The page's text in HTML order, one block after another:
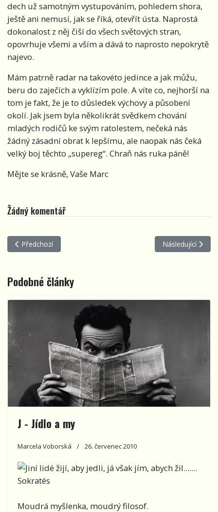
dech už samotným vystupováním, pohledem shora,
ještě ani nemusí, jak se říká, otevřít ústa. Naprostá
dokonalost z něj čiší do všech světových stran,
opovrhuje všemi a vším a dává to naprosto nepokrytě
najevo.
Mám patrně radar na takovéto jedince a jak můžu,
beru do zaječích a vyklízím pole. A víte co, nejhorší na
tom je fakt, že je to důsledek výchovy a působení
okolí. Jak jsem byla několikrát svědkem chování
mladých rodičů ke svým ratolestem, nečeká nás
žádný zásadní obrat k lepšímu, ale naopak nás čeká
velký boj těchto „supereg“. Chraň nás ruka páně!
Mějte se krásně, Vaše Marc
Žádný komentář
Předchozí článek: F – Fernet
Předchozí Další článek: Ď –
Následující
Podobné články
J - Jídlo a my
Marcela Voborská 26. červenec 2010
Jiní lidé žijí, aby jedli, já však jím, abych žil.......
Sokratés
Moudrá myšlenka, moudrý filosof.